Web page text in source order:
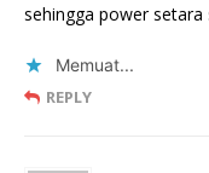
sehingga power
Memuat...
REPLY